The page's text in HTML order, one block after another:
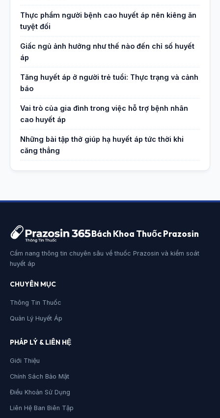
Thực phẩm người bệnh cao huyết áp nên kiêng ăn
tuyệt đối
Giấc ngủ ảnh hưởng như thế nào đến chỉ số huyết
áp
Tăng huyết áp ở người trẻ tuổi: Thực trạng và cảnh
báo
Vai trò của gia đình trong việc hỗ trợ bệnh nhân
cao huyết áp
Những bài tập thở giúp hạ huyết áp tức thời khi
căng thẳng
Bách Khoa Thuốc Prazosin
Cẩm nang thông tin chuyên sâu về thuốc Prazosin và kiểm soát
huyết áp
CHUYÊN MỤC
Thông Tin Thuốc
Quản Lý Huyết Áp
PHÁP LÝ & LIÊN HỆ
Giới Thiệu
Chính Sách Bảo Mật
Điều Khoản Sử Dụng
Liên Hệ Ban Biên Tập